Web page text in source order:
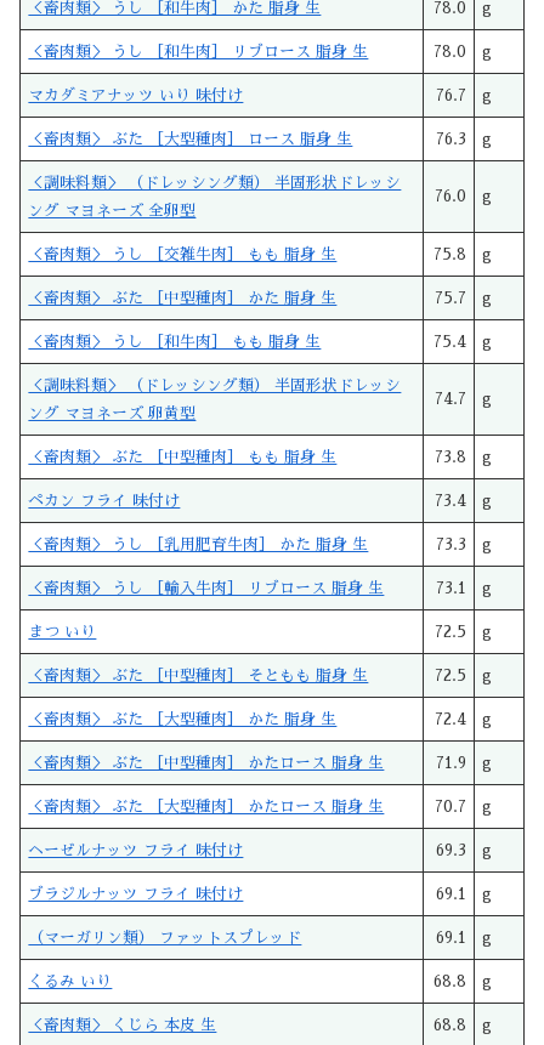
＜畜肉類＞ うし ［和牛肉］ かた 脂身 生 78.0 g
＜畜肉類＞ うし ［和牛肉］ リブロース 脂身 生 78.0 g
マカダミアナッツ いり 味付け 76.7 g
＜畜肉類＞ ぶた ［大型種肉］ ロース 脂身 生 76.3 g
＜調味料類＞ （ドレッシング類） 半固形状ドレッシ
ング マヨネーズ 全卵型
76.0 g
＜畜肉類＞ うし ［交雑牛肉］ もも 脂身 生 75.8 g
＜畜肉類＞ ぶた ［中型種肉］ かた 脂身 生 75.7 g
＜畜肉類＞ うし ［和牛肉］ もも 脂身 生 75.4 g
＜調味料類＞ （ドレッシング類） 半固形状ドレッシ
ング マヨネーズ 卵黄型
74.7 g
＜畜肉類＞ ぶた ［中型種肉］ もも 脂身 生 73.8 g
ペカン フライ 味付け 73.4 g
＜畜肉類＞ うし ［乳用肥育牛肉］ かた 脂身 生 73.3 g
＜畜肉類＞ うし ［輸入牛肉］ リブロース 脂身 生 73.1 g
まつ いり 72.5 g
＜畜肉類＞ ぶた ［中型種肉］ そともも 脂身 生 72.5 g
＜畜肉類＞ ぶた ［大型種肉］ かた 脂身 生 72.4 g
＜畜肉類＞ ぶた ［中型種肉］ かたロース 脂身 生 71.9 g
＜畜肉類＞ ぶた ［大型種肉］ かたロース 脂身 生 70.7 g
ヘーゼルナッツ フライ 味付け 69.3 g
ブラジルナッツ フライ 味付け 69.1 g
（マーガリン類） ファットスプレッド 69.1 g
くるみ いり 68.8 g
＜畜肉類＞ くじら 本皮 生 68.8 g